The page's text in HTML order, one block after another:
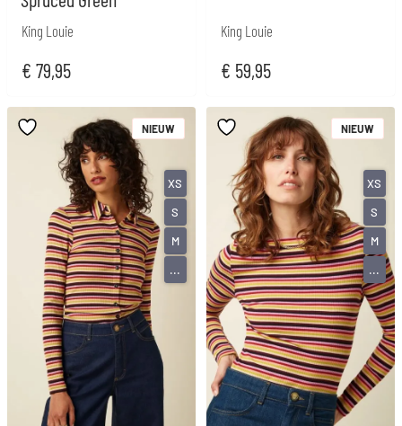
King Louie
€ 79,95
King Louie
€ 59,95
NIEUW
XS
S
M
...
NIEUW
XS
S
M
...